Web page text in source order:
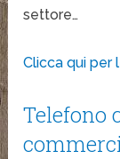
settore…
Clicca qui per
Telefono